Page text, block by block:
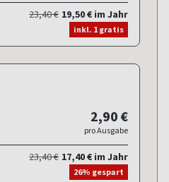
23,40 € 19,50 € im Jahr
inkl. 1 gratis
2,90 €
pro Ausgabe
23,40 € 17,40 € im Jahr
26% gespart